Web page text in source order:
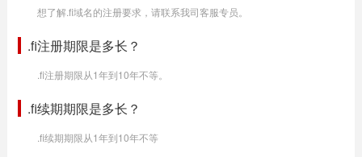
想了解.fi域名的注册要求，请联系我司客服专员。
.fi注册期限是多长？
.fi注册期限从1年到10年不等。
.fi续期期限是多长？
.fi续期期限从1年到10年不等